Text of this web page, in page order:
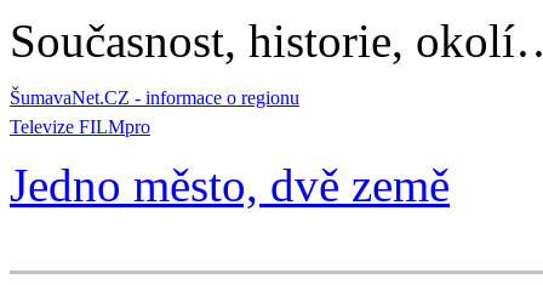
Současnost, historie,
ŠumavaNet.CZ - informace o regionu
Televize FILMpro
Jedno město, dvě země